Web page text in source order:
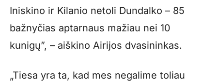
Iniskino ir Kilanio netoli Dundalko – 85
bažnyčias aptarnaus mažiau nei 10
kunigų”, – aiškino Airijos dvasininkas.
„Tiesa yra ta, kad mes negalime toliau